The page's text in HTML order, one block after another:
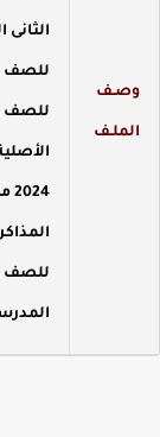
وصـف
الملـف
للصف
الأصلية
2024